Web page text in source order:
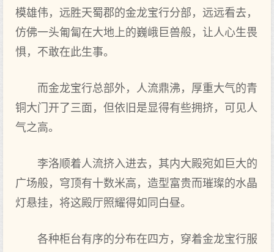
模雄伟，远胜天蜀郡的金龙宝行分部，远远看去，
仿佛一头匍匐在大地上的巍峨巨兽般，让人心生畏
惧，不敢在此生事。
而金龙宝行总部外，人流鼎沸，厚重大气的青
铜大门开了三面，但依旧是显得有些拥挤，可见人
气之高。
李洛顺着人流挤入进去，其内大殿宛如巨大的
广场般，穹顶有十数米高，造型富贵而璀璨的水晶
灯悬挂，将这殿厅照耀得如同白昼。
各种柜台有序的分布在四方，穿着金龙宝行服